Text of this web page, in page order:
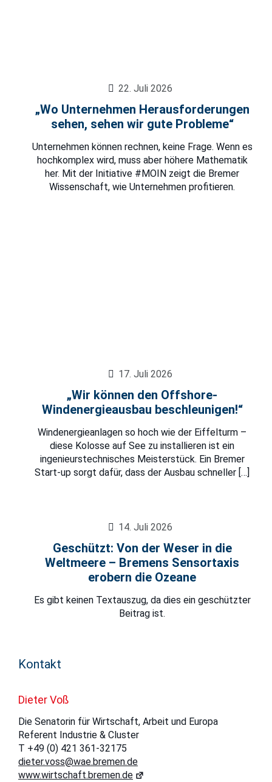
22. Juli 2026
„Wo Unternehmen Herausforderungen
sehen, sehen wir gute Probleme“
Unternehmen können rechnen, keine Frage. Wenn es
hochkomplex wird, muss aber höhere Mathematik
her. Mit der Initiative #MOIN zeigt die Bremer
Wissenschaft, wie Unternehmen profitieren.
17. Juli 2026
„Wir können den Offshore-
Windenergieausbau beschleunigen!“
Windenergieanlagen so hoch wie der Eiffelturm –
diese Kolosse auf See zu installieren ist ein
ingenieurstechnisches Meisterstück. Ein Bremer
Start-up sorgt dafür, dass der Ausbau schneller […]
14. Juli 2026
Geschützt: Von der Weser in die
Weltmeere – Bremens Sensortaxis
erobern die Ozeane
Es gibt keinen Textauszug, da dies ein geschützter
Beitrag ist.
Kontakt
Dieter Voß
Die Senatorin für Wirtschaft, Arbeit und Europa
Referent Industrie & Cluster
T +49 (0) 421 361-32175
dieter.voss@wae.bremen.de
www.wirtschaft.bremen.de